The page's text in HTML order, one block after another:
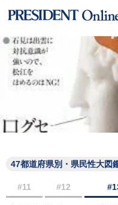
47都道府県別・県民性大図
#11 #12